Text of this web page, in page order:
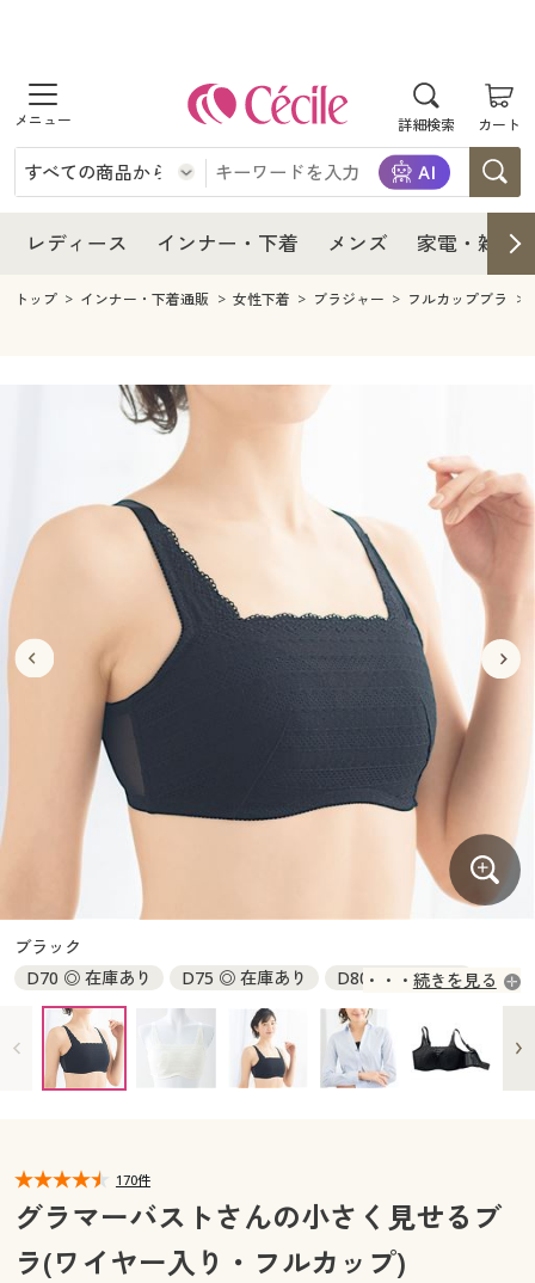
詳細検索 カート
商品を探す
レディース
レディースファッション
インナー・下着
インナー・下着通販すべて
ジュニア・ティーンズ下着
メンズ
メンズファッション
メンズ下着
家電・雑貨すべて
キッチン・雑貨・日用品
寝具・インテリア・家具
寝具・インテリア・家具通販すべて
カーテン・ラグ・ファブリック
美容・健康
美容・健康通販すべて
美容・健康・サプリメント
制服・スクール
制服・スクールすべて
制服・学生服
ジュニア・ティーンズ下着
大きいサイズ
大きいサイズ通販すべて
大きいサイズ レディース服
大きいサイズ レディース下着
大きいサイズ メンズ
大きいサイズ 事務・制服
バーゲンセール
シークレットセール
詳細検索
商品カテゴリ一覧
カタログ・チラシからのご注文
デジタルカタログ
カタログ無料プレゼント
マイページ
閲覧履歴
レディース インナー・下着 メンズ 家電・雑貨
レディース
レディース通販すべて
レディースファッション
インナー・下着
インナー・下着通販すべて
ジュニア・ティーンズ下着
メンズ
キッチン・雑貨・日用品
寝具・インテリア・家具通販すべて
カーテン・ラグ・ファブリック
美容・健康
美容・健康通販すべて
美容・健康・サプリメント
制服・スクール
制服・スクールすべて
ジュニア・ティーンズ下着
大きいサイズ
大きいサイズ通販すべて
大きいサイズ レディース服
大きいサイズ レディース下着
大きいサイズ メンズ
大きいサイズ 事務・制服
バーゲンセール
シークレットセール
詳細検索
商品カテゴリ一覧
カタログ
カタログ・チラシからのご注文
カタログ無料プレゼント
会員メニュー
閲覧履歴
お気に入り
トップ インナー・下着通販 女性下着 ブラジャー フルカップブラ
ブラック
D70 ◎ 在庫あり
D75 ◎ 在庫あり
D80 ◎ 在庫あり
D85 ◎ 在庫あり
E70 ◎ 在庫あり
E75 ◎ 在庫あり
E80 ○ 在庫わずか
E85 ◎ 在庫あり
F70 ◎ 在庫あり
F75 ◎ 在庫あり
F80 ◎ 在庫あり
F85 ◎ 在庫あり
続きを見る
170件
グラマーバストさんの小さく見せるブ
ラ(ワイヤー入り・フルカップ)